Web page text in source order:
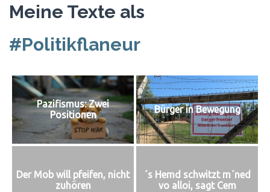
Meine Texte als
#Politikflaneur
Pazifismus: Zwei
Positionen
Bürger in Bewegung
Der Mob will pfeifen, nicht
zuhören
´s Hemd schwitzt m´ned
vo alloi, sagt Cem